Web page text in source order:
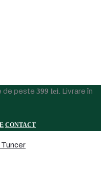
de peste 399 lei . Livrare în
CONTACT